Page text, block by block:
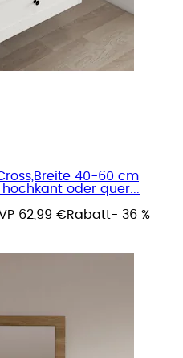
40-60 cm
oder quer...
62,99 €Rabatt- 36 %